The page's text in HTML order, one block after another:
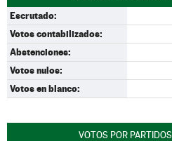
Escrutado:
Votos contabilizados:
Abstenciones:
Votos nulos:
Votos en blanco:
VOTOS POR